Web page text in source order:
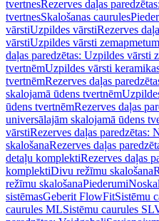
tvertnesRezerves daļas
tvertnesSkalošanas caurules
vārstiUzpildes vārstiRezerves
vārstiUzpildes vārsti
daļas paredzētas: Uzpildes vārsti
tvertnēmUzpildes vārsti
tvertnēmRezerves daļas
skalojamā ūdens tvertnēm
ūdens tvertnēmRezerves daļas
universālajām skalojamā ūdens
vārstiRezerves daļas paredzētas:
skalošanaRezerves daļas
detaļu komplektiRezerves daļas
komplektiDivu režīmu skalošana
režīmu skalošanaPiederumi
sistēmasGeberit FlowFitSistēmu
caurules MLSistēmu caurules SL